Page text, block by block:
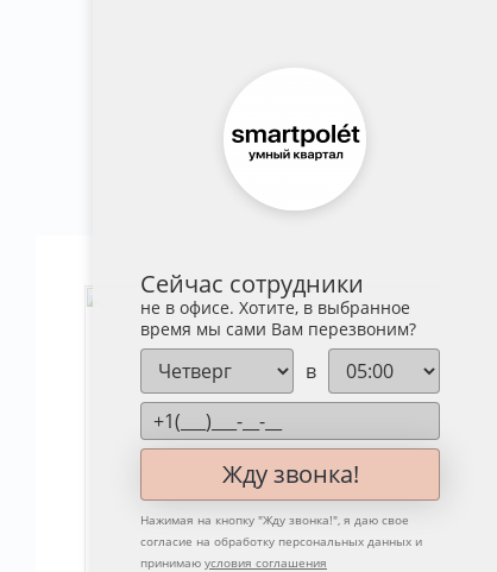
Сейчас сотрудники
не в офисе. Хотите, в выбранное
время мы сами Вам перезвоним?
в
Жду звонка!
Нажимая на кнопку "Жду звонка!", я даю свое
согласие на обработку персональных данных и
принимаю условия соглашения